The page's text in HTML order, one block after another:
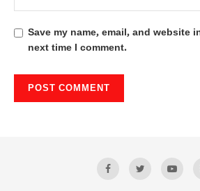
Save my name, email, and website
next time I comment.